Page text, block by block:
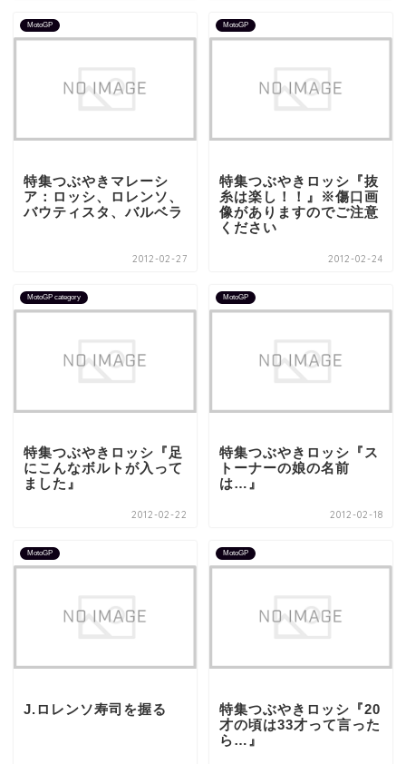
MotoGP
特集つぶやきマレーシ
ア：ロッシ、ロレンソ、
バウティスタ、バルベラ
2012-02-27
MotoGP
特集つぶやきロッシ『抜
糸は楽し！！』※傷口画
像がありますのでご注意
ください
2012-02-24
MotoGP category
特集つぶやきロッシ『足
にこんなボルトが入って
ました』
2012-02-22
MotoGP
特集つぶやきロッシ『ス
トーナーの娘の名前
は…』
2012-02-18
MotoGP
J.ロレンソ寿司を握る
MotoGP
特集つぶやきロッシ『20
才の頃は33才って言った
ら…』